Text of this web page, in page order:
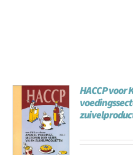
HACCP voor